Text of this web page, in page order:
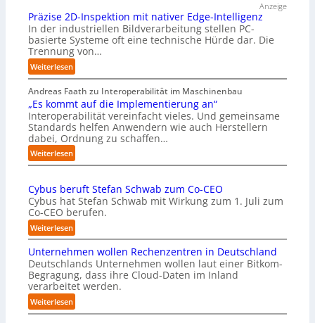
Anzeige
Präzise 2D-Inspektion mit nativer Edge-Intelligenz
In der industriellen Bildverarbeitung stellen PC-
basierte Systeme oft eine technische Hürde dar. Die
Trennung von…
Weiterlesen:
P
r
ä
z
i
s
e
2
-
I
n
s
p
k
t
i
o
n
m
Andreas Faath zu Interoperabilität im Maschinenbau
„Es kommt auf die Implementierung an“
Interoperabilität vereinfacht vieles. Und gemeinsame
Standards helfen Anwendern wie auch Herstellern
dabei, Ordnung zu schaffen…
Weiterlesen:
„
s
k
o
m
m
t
a
u
f
d
i
Cybus beruft Stefan Schwab zum Co-CEO
Cybus hat Stefan Schwab mit Wirkung zum 1. Juli zum
Co-CEO berufen.
Weiterlesen:
C
y
b
u
s
b
e
Unternehmen wollen Rechenzentren in Deutschland
Deutschlands Unternehmen wollen laut einer Bitkom-
Begragung, dass ihre Cloud-Daten im Inland
verarbeitet werden.
Weiterlesen:
U